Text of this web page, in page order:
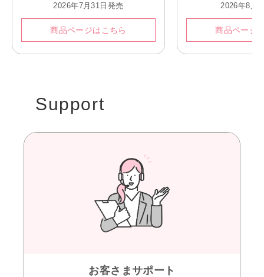
2026年7月31日発売
商品ページはこちら
2026年8月
商品ページ
Support
お客さまサポート